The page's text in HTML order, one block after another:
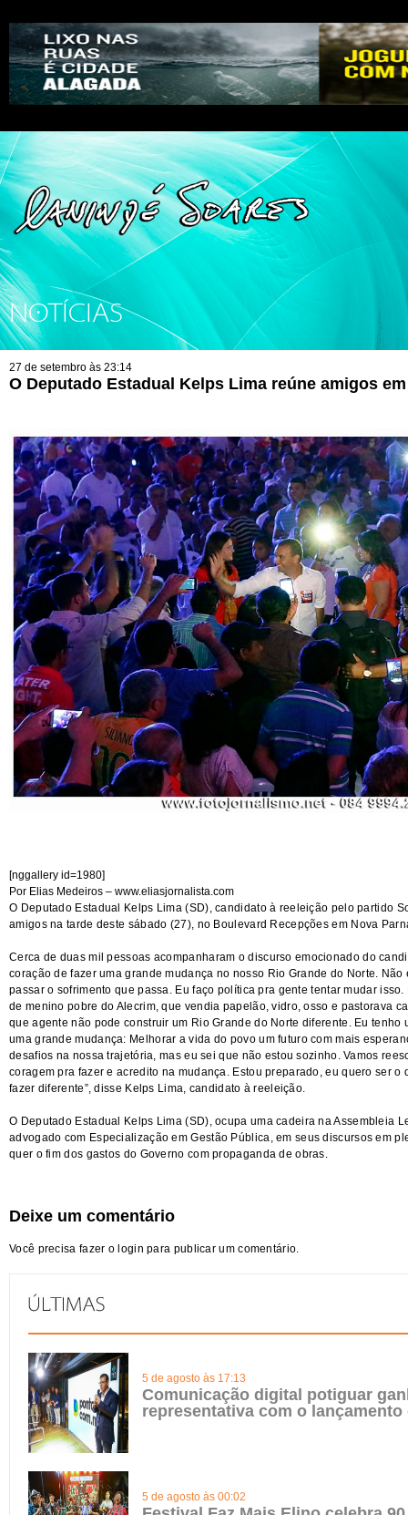
NOTÍCIAS
27 de setembro às 23:14
O Deputado Estadual Kelps Lima reúne amigos
[nggallery id=1980]
Por Elias Medeiros – www.eliasjornalista.com
O Deputado Estadual Kelps Lima (SD), candidato à reeleição pelo partido
amigos na tarde deste sábado (27), no Boulevard Recepções em Nova
Cerca de duas mil pessoas acompanharam o discurso emocionado do
coração de fazer uma grande mudança no nosso Rio Grande do Norte.
passar o sofrimento que passa. Eu faço política pra gente tentar mudar
de menino pobre do Alecrim, que vendia papelão, vidro, osso e pastorava
que agente não pode construir um Rio Grande do Norte diferente. Eu tenho
uma grande mudança: Melhorar a vida do povo um futuro com mais
desafios na nossa trajetória, mas eu sei que não estou sozinho. Vamos
coragem pra fazer e acredito na mudança. Estou preparado, eu quero ser o
fazer diferente”, disse Kelps Lima, candidato à reeleição.
O Deputado Estadual Kelps Lima (SD), ocupa uma cadeira na Assembleia
advogado com Especialização em Gestão Pública, em seus discursos em
quer o fim dos gastos do Governo com propaganda de obras.
Deixe um comentário
Você precisa fazer o login para publicar um comentário.
5 de agosto às 17:13
Comunicação digital potiguar
representativa com o lançamento
5 de agosto às 00:02